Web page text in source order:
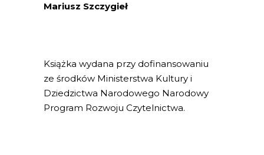
Mariusz Szczygieł
Książka wydana przy dofinansowaniu
ze środków Ministerstwa Kultury i
Dziedzictwa Narodowego Narodowy
Program Rozwoju Czytelnictwa.